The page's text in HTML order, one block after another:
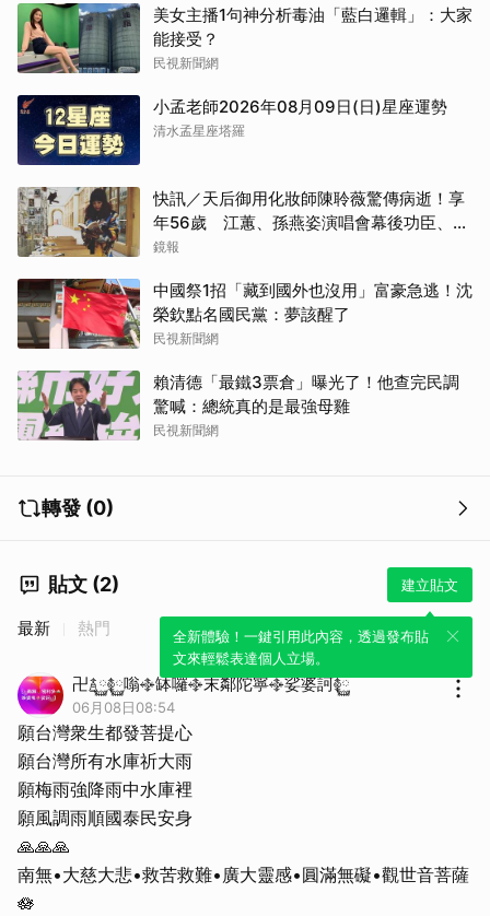
美女主播1句神分析毒油「藍白邏輯」：大家
能接受？
民視新聞網
小孟老師2026年08月09日(日)星座運勢
清水孟星座塔羅
快訊／天后御用化妝師陳聆薇驚傳病逝！享
年56歲 江蕙、孫燕姿演唱會幕後功臣、蔡
健雅崩潰難接受
鏡報
中國祭1招「藏到國外也沒用」富豪急逃！沈
榮欽點名國民黨：夢該醒了
民視新聞網
賴清德「最鐵3票倉」曝光了！他查完民調
驚喊：總統真的是最強母雞
民視新聞網
轉發 (0)
貼文 (2) 建立貼文
全新體驗！一鍵引用此內容，透過發布貼
文來輕鬆表達個人立場。
最新 熱門
卍࿄࿆࿅࿆嗡࿇缽囉࿇末鄰陀寧࿇娑婆訶࿅࿆
06月08日08:54
願台灣衆生都發菩提心
願台灣所有水庫祈大雨
願梅雨強降雨中水庫裡
願風調雨順國泰民安身
🙏🙏🙏
南無•大慈大悲•救苦救難•廣大靈感•圓滿無礙•觀世音菩薩
🪷
取消